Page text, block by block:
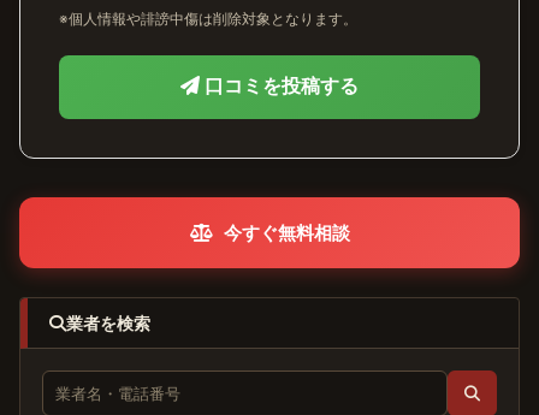
※個人情報や誹謗中傷は削除対象となります。
口コミを投稿する
今すぐ無料相談
業者を検索